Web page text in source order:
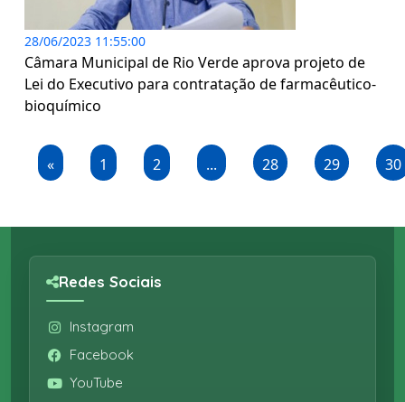
28/06/2023 11:55:00
Câmara Municipal de Rio Verde aprova projeto de
Lei do Executivo para contratação de farmacêutico-
bioquímico
« 1 2 ... 28 29 30
Redes Sociais
Instagram
Facebook
YouTube